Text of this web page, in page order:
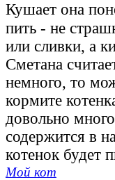
Кушает она
пить - не
или сливки, а
Сметана
немного, то
кормите
довольно
содержится в
котенок будет
Мой кот